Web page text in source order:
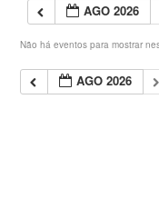
AGO 2026
Não há eventos para mostrar
AGO 2026